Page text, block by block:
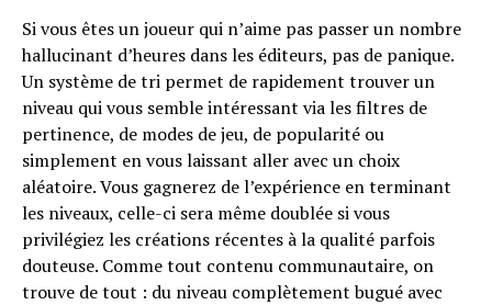
Si vous êtes un joueur qui n’aime pas passer un nombre
hallucinant d’heures dans les éditeurs, pas de panique.
Un système de tri permet de rapidement trouver un
niveau qui vous semble intéressant via les filtres de
pertinence, de modes de jeu, de popularité ou
simplement en vous laissant aller avec un choix
aléatoire. Vous gagnerez de l’expérience en terminant
les niveaux, celle-ci sera même doublée si vous
privilégiez les créations récentes à la qualité parfois
douteuse. Comme tout contenu communautaire, on
trouve de tout : du niveau complètement bugué avec